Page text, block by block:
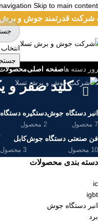
Skip to main content
شرکت قدرتمند جوش و برش
دسته هاصفحه اصلی
کلید صفر و یک
انبر دستگاه جوش
7 محصول
دستگیره
2 محصول
فن صنعتی دستگاه جوش
10 محصول
کابل
3 محصول
دسته بندی محصولات
ic
igbt
انبر دستگاه جوش
برد